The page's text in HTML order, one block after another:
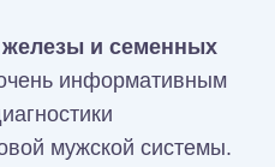
и семенных
информативным
мужской системы.